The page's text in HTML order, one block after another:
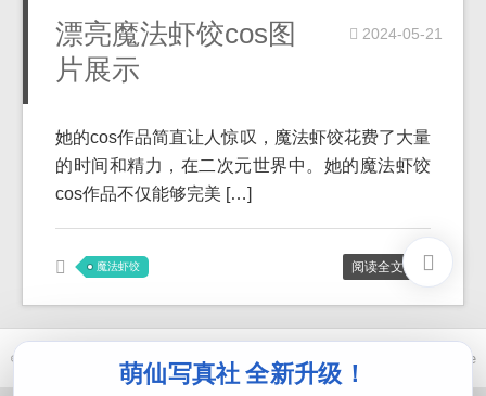
漂亮魔法虾饺cos图
片展示
2024-05-21
她的cos作品简直让人惊叹，魔法虾饺花费了大量
的时间和精力，在二次元世界中。她的魔法虾饺
cos作品不仅能够完美 […]
魔法虾饺 阅读全文 >>
萌仙写真社 全新升级！
© 2021-2026 优马卿 | ICP备案 XXX 号 | Themeckvearm by ttcrivpe